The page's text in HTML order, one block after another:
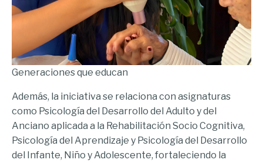
Generaciones que educan
Además, la iniciativa se relaciona con asignaturas
como Psicología del Desarrollo del Adulto y del
Anciano aplicada a la Rehabilitación Socio Cognitiva,
Psicología del Aprendizaje y Psicología del Desarrollo
del Infante, Niño y Adolescente, fortaleciendo la